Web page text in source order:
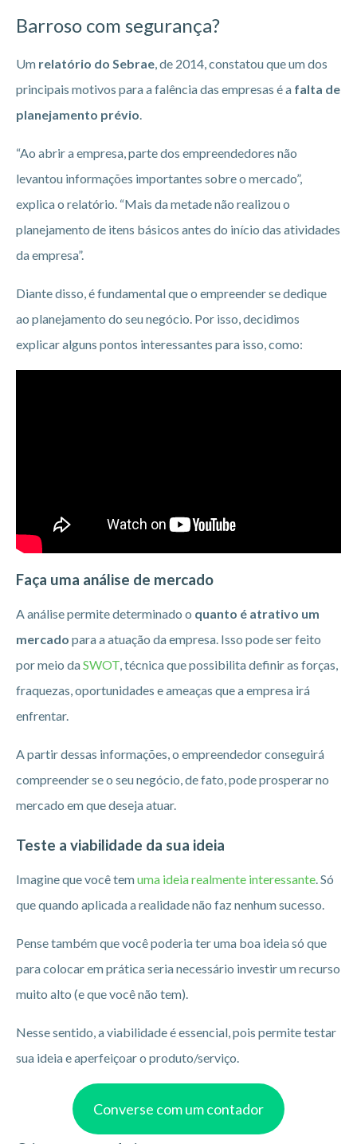
Barroso com segurança?
Um relatório do Sebrae , de 2014, constatou que um dos
principais motivos para a falência das empresas é a falta de
planejamento prévio
“Ao abrir a empresa, parte dos empreendedores não
levantou informações importantes sobre o mercado”,
explica o relatório. “Mais da metade não realizou o
planejamento de itens básicos antes do início das atividades
da empresa”.
Diante disso, é fundamental que o empreender se dedique
ao planejamento do seu negócio. Por isso, decidimos
explicar alguns pontos interessantes para isso, como:
Faça uma análise de mercado
A análise permite determinado o quanto é atrativo um
mercado para a atuação da empresa. Isso pode ser feito
por meio daSWOT, técnica que possibilita definir as forças,
fraquezas, oportunidades e ameaças que a empresa irá
enfrentar.
A partir dessas informações, o empreendedor conseguirá
compreender se o seu negócio, de fato, pode prosperar no
mercado em que deseja atuar.
Teste a viabilidade da sua ideia
Imagine que você temuma ideia realmente interessante. Só
que quando aplicada a realidade não faz nenhum sucesso.
Pense também que você poderia ter uma boa ideia só que
para colocar em prática seria necessário investir um recurso
muito alto (e que você não tem).
Nesse sentido, a viabilidade é essencial, pois permite testar
sua ideia e aperfeiçoar o produto/serviço.
Converse com um contador